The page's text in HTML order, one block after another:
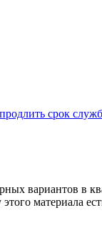
срок
вариантов в
материала